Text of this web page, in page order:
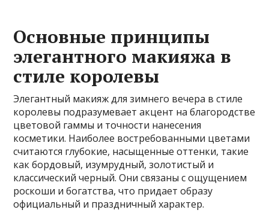
Основные принципы
элегантного макияжа в
стиле королевы
Элегантный макияж для зимнего вечера в стиле
королевы подразумевает акцент на благородстве
цветовой гаммы и точности нанесения
косметики. Наиболее востребованными цветами
считаются глубокие, насыщенные оттенки, такие
как бордовый, изумрудный, золотистый и
классический черный. Они связаны с ощущением
роскоши и богатства, что придает образу
официальный и праздничный характер.